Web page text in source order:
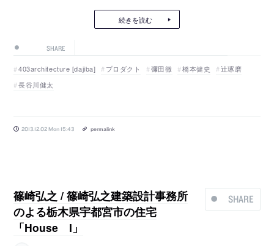
続きを読む
SHARE
403architecture [dajiba] プロダクト 彌田徹 橋本健史
辻琢磨
長谷川健太
2013.12.02 Mon 15:43 permalink
SHARE
篠崎弘之 / 篠崎弘之建築設計事務所
のよる栃木県宇都宮市の住宅
「House I」